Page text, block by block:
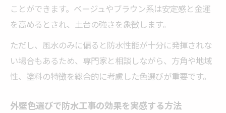
ことができます。ベージュやブラウン系は安定感と金運
を高めるとされ、土台の強さを象徴します。
ただし、風水のみに偏ると防水性能が十分に発揮されな
い場合もあるため、専門家と相談しながら、方角や地域
性、塗料の特徴を総合的に考慮した色選びが重要です。
外壁色選びで防水工事の効果を実感する方法